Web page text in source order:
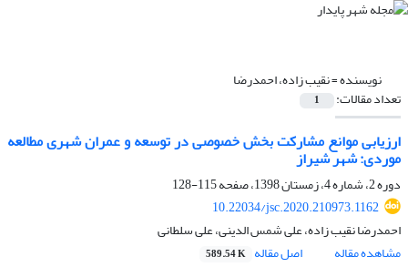
نویسنده =نقیب زاده، احمدرضا
تعداد مقالات: 1
ارزیابی موانع مشارکت بخش خصوصی در توسعه و عمران شهری مطالعه
موردی: شهر شیراز
دوره 2، شماره 4، زمستان 1398، صفحه
115-128
10.22034/jsc.2020.210973.1162
احمدرضا نقیب زاده، علی شمس الدینی، علی سلطانی
مشاهده مقاله
اصل مقاله 589.54 K